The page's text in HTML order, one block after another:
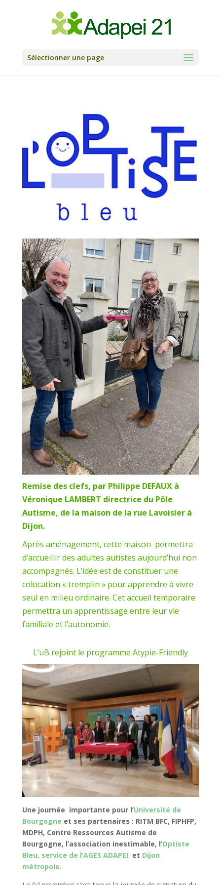
Sélectionner une page
Remise des clefs, par Philippe DEFAUX à
Véronique LAMBERT directrice du Pôle
Autisme, de la maison de la rue Lavoisier à
Dijon.
Après aménagement, cette maison permettra
d’accueillir des adultes autistes aujourd’hui non
accompagnés. L’idée est de constituer une
colocation « tremplin » pour apprendre à vivre
seul en milieu ordinaire. Cet accueil temporaire
permettra un apprentissage entre leur vie
familiale et l’autonomie.
L’uB rejoint le programme Atypie-Friendly
Une journée importante pour l’Université de
Bourgogne et ses partenaires : RITM BFC, FIPHFP,
MDPH, Centre Ressources Autisme de
Bourgogne, l’association inestimable, l’Optiste
Bleu, service de l’AGES ADAPEI et Dijon
métropole.